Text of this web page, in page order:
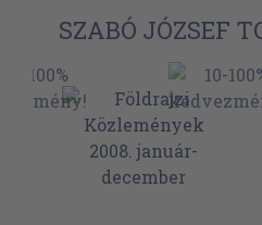
SZABÓ JÓZSEF